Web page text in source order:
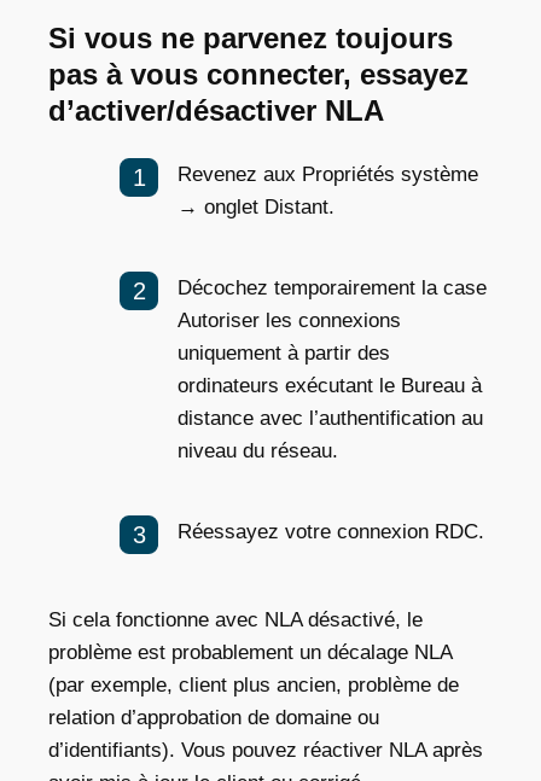
Si vous ne parvenez toujours
pas à vous connecter, essayez
d’activer/désactiver NLA
Revenez aux Propriétés système
→ onglet Distant.
Décochez temporairement la case
Autoriser les connexions
uniquement à partir des
ordinateurs exécutant le Bureau à
distance avec l’authentification au
niveau du réseau.
Réessayez votre connexion RDC.
Si cela fonctionne avec NLA désactivé, le
problème est probablement un décalage NLA
(par exemple, client plus ancien, problème de
relation d’approbation de domaine ou
d’identifiants). Vous pouvez réactiver NLA après